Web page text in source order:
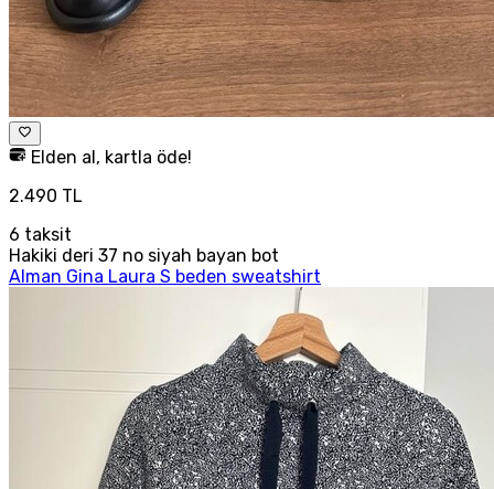
Elden al, kartla öde!
2.490 TL
6 taksit
Hakiki deri 37 no siyah bayan bot
Alman Gina Laura S beden sweatshirt